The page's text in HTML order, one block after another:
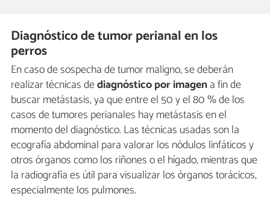
Diagnóstico de tumor perianal en los
perros
En caso de sospecha de tumor maligno, se deberán
realizar técnicas dediagnóstico por imagena fin de
buscar metástasis, ya que entre el 50 y el 80 % de los
casos de tumores perianales hay metástasis en el
momento del diagnóstico. Las técnicas usadas son la
ecografía abdominal para valorar los nódulos linfáticos y
otros órganos como los riñones o el hígado, mientras que
la radiografía es útil para visualizar los órganos torácicos,
especialmente los pulmones.